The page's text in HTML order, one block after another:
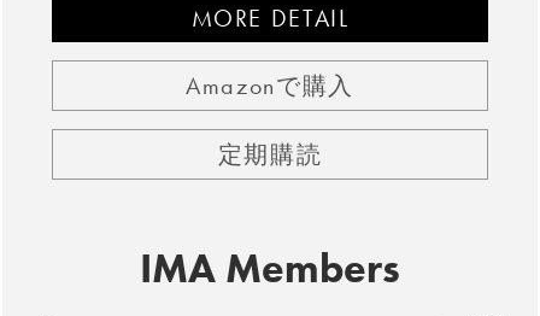
MORE DETAIL
Amazonで購入
定期購読
IMA Members